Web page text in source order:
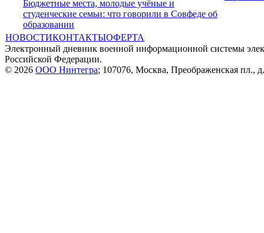
Бюджетные места, молодые учёные и
студенческие семьи: что говорили в Совфеде об
образовании
НОВОСТИКОНТАКТЫОФЕРТА
Электронный дневник военной информационной системы
Российской Федерации.
© 2026 ООО Нинтегра; 107076, Москва, Преображенская пл.,